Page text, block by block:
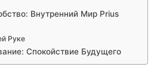
Внутренний Мир Prius
Руке
Спокойствие Будущего